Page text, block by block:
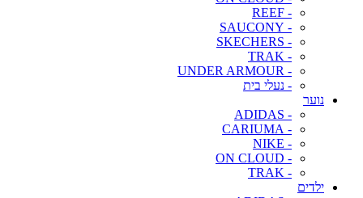
- REEF
- SAUCONY
- SKECHERS
- TRAK
- UNDER ARMOUR
- נעלי בית
נוער
- ADIDAS
- CARIUMA
- NIKE
- ON CLOUD
- TRAK
ילדים